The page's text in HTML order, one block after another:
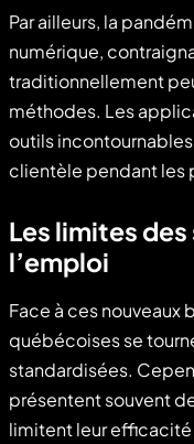
Par ailleurs, la
numérique,
traditionnellement
méthodes. Les
outils
clientèle pendant les
Les limites
l’emploi
Face à ces nouveaux
québécoises se
standardisées.
présentent souvent
limitent leur efficacité